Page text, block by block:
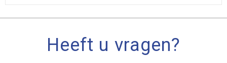
Heeft u vragen?